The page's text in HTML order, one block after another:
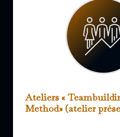
Ateliers «
Method» (atelier